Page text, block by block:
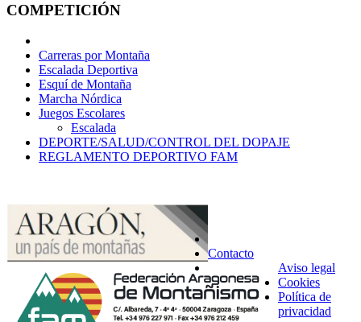
COMPETICIÓN
Carreras por Montaña
Escalada Deportiva
Esquí de Montaña
Marcha Nórdica
Juegos Escolares
Escalada
DEPORTE/SALUD/CONTROL DEL DOPAJE
REGLAMENTO DEPORTIVO FAM
Contacto
Aviso legal
Cookies
Política de
privacidad